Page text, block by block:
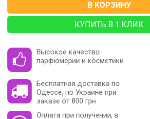
В КОРЗИНУ
КУПИТЬ В 1 КЛИК
Высокое качество
парфюмерии и косметики
Бесплатная доставка по
Одессе, по Украине при
заказе от 800 грн
Оплата при получении, в